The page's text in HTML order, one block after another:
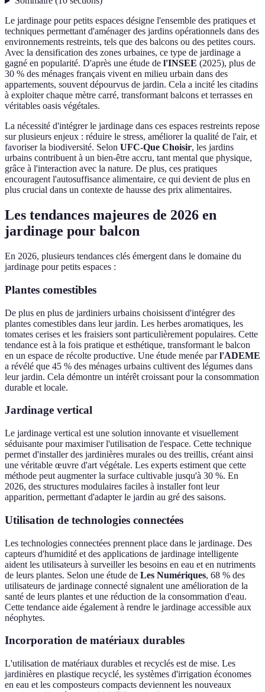
Le jardinage pour petits espaces désigne l'ensemble des pratiques et
techniques permettant d'aménager des jardins opérationnels dans des
environnements restreints, tels que des balcons ou des petites cours.
Avec la densification des zones urbaines, ce type de jardinage a
gagné en popularité. D'après une étude de l'INSEE (2025), plus de
30 % des ménages français vivent en milieu urbain dans des
appartements, souvent dépourvus de jardin. Cela a incité les citadins
à exploiter chaque mètre carré, transformant balcons et terrasses en
véritables oasis végétales.
La nécessité d'intégrer le jardinage dans ces espaces restreints repose
sur plusieurs enjeux : réduire le stress, améliorer la qualité de l'air, et
favoriser la biodiversité. Selon UFC-Que Choisir, les jardins
urbains contribuent à un bien-être accru, tant mental que physique,
grâce à l'interaction avec la nature. De plus, ces pratiques
encouragent l'autosuffisance alimentaire, ce qui devient de plus en
plus crucial dans un contexte de hausse des prix alimentaires.
Les tendances majeures de 2026 en
jardinage pour balcon
En 2026, plusieurs tendances clés émergent dans le domaine du
jardinage pour petits espaces :
Plantes comestibles
De plus en plus de jardiniers urbains choisissent d'intégrer des
plantes comestibles dans leur jardin. Les herbes aromatiques, les
tomates cerises et les fraisiers sont particulièrement populaires. Cette
tendance est à la fois pratique et esthétique, transformant le balcon
en un espace de récolte productive. Une étude menée parl'ADEME
a révélé que 45 % des ménages urbains cultivent des légumes dans
leur jardin. Cela démontre un intérêt croissant pour la consommation
durable et locale.
Jardinage vertical
Le jardinage vertical est une solution innovante et visuellement
séduisante pour maximiser l'utilisation de l'espace. Cette technique
permet d'installer des jardinières murales ou des treillis, créant ainsi
une véritable œuvre d'art végétale. Les experts estiment que cette
méthode peut augmenter la surface cultivable jusqu'à 30 %. En
2026, des structures modulaires faciles à installer font leur
apparition, permettant d'adapter le jardin au gré des saisons.
Utilisation de technologies connectées
Les technologies connectées prennent place dans le jardinage. Des
capteurs d'humidité et des applications de jardinage intelligente
aident les utilisateurs à surveiller les besoins en eau et en nutriments
de leurs plantes. Selon une étude de Les Numériques, 68 % des
utilisateurs de jardinage connecté signalent une amélioration de la
santé de leurs plantes et une réduction de la consommation d'eau.
Cette tendance aide également à rendre le jardinage accessible aux
néophytes.
Incorporation de matériaux durables
L'utilisation de matériaux durables et recyclés est de mise. Les
jardinières en plastique recyclé, les systèmes d'irrigation économes
en eau et les composteurs compacts deviennent les nouveaux